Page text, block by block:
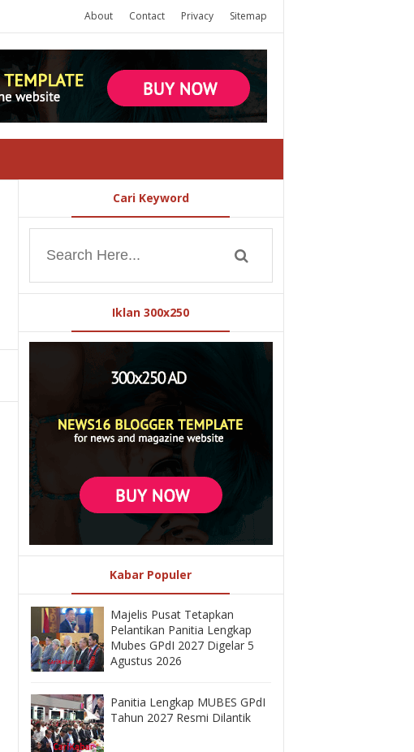
About Contact Privacy Sitemap
Cari Keyword
Iklan 300x250
Kabar Populer
Majelis Pusat Tetapkan
Pelantikan Panitia Lengkap
Mubes GPdI 2027 Digelar 5
Agustus 2026
Panitia Lengkap MUBES GPdI
Tahun 2027 Resmi Dilantik